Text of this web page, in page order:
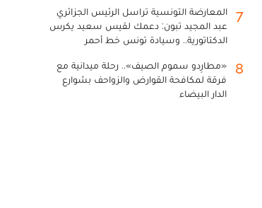
7
المعارضة التونسية تراسل الرئيس الجزائري
عبد المجيد تبون: دعمك لقيس سعيد يكرس
الدكتاتورية.. وسيادة تونس خط أحمر
8
«مطارِدو سموم الصيف».. رحلة ميدانية مع
فرقة لمكافحة القوارض والزواحف بشوارع
الدار البيضاء